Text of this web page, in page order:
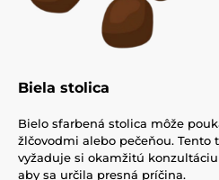
Biela stolica
Bielo sfarbená stolica môže
žlčovodmi alebo pečeňou. Tento
vyžaduje si okamžitú
aby sa určila presná príčina.